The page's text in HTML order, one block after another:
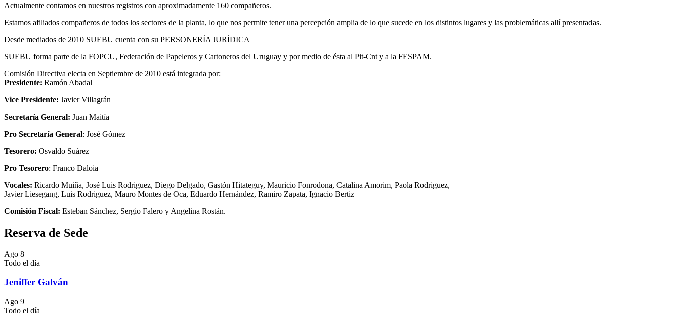
Actualmente contamos en nuestros registros con aproximadamente 160 compañeros.
Estamos afiliados compañeros de todos los sectores de la planta, lo que nos permite tener una percepción amplia de lo que sucede en los distintos lugares y las problemáticas allí presentadas.
Desde mediados de 2010 SUEBU cuenta con su PERSONERÍA JURÍDICA
SUEBU forma parte de la FOPCU, Federación de Papeleros y Cartoneros del Uruguay y por medio de ésta al Pit-Cnt y a la FESPAM.
Comisión Directiva electa en Septiembre de 2010 está integrada por:
Presidente: Ramón Abadal
Vice Presidente: Javier Villagrán
Secretaría General: Juan Maitía
Pro Secretaría General: José Gómez
Tesorero: Osvaldo Suárez
Pro Tesorero: Franco Daloia
Vocales: Ricardo Muiña, José Luis Rodriguez, Diego Delgado, Gastón Hitateguy, Mauricio Fonrodona, Catalina Amorim, Paola Rodriguez,
Javier Liesegang, Luis Rodriguez, Mauro Montes de Oca, Eduardo Hernández, Ramiro Zapata, Ignacio Bertiz
Comisión Fiscal: Esteban Sánchez, Sergio Falero y Angelina Rostán.
Reserva de Sede
Ago 8
Todo el día
Jeniffer Galván
Ago 9
Todo el día